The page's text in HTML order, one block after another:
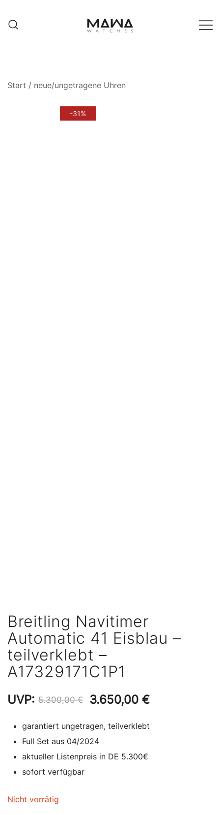
Inhalt
springen
Start / neue/ungetragene Uhren
-31%
Breitling Navitimer
Automatic 41 Eisblau –
teilverklebt –
A17329171C1P1
UVP: 5.300,00€
Ursprünglicher
war:
5.300,00 €
3.650,00 €Aktueller
garantiert ungetragen, teilverklebt
Full Set aus 04/2024
aktueller Listenpreis in DE 5.300€
sofort verfügbar
Nicht vorrätig